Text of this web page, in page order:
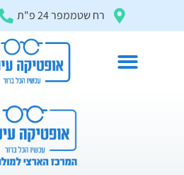
זֶה
רח שטממפר 24 פ"ת